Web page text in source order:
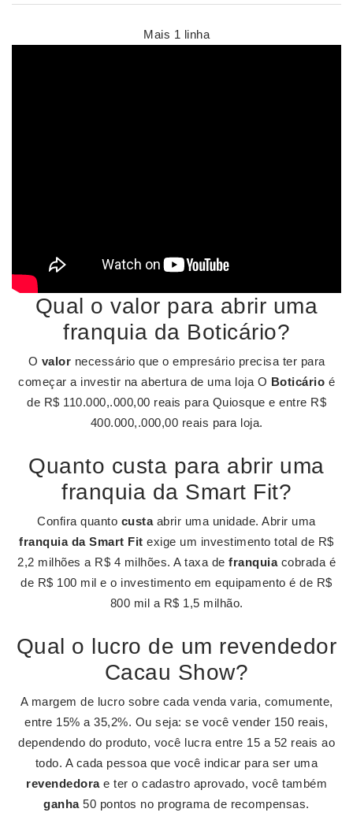
Mais 1 linha
Qual o valor para abrir uma
franquia da Boticário?
O valor necessário que o empresário precisa ter para
começar a investir na abertura de uma loja O Boticário é
de R$ 110.000,.000,00 reais para Quiosque e entre R$
400.000,.000,00 reais para loja.
Quanto custa para abrir uma
franquia da Smart Fit?
Confira quanto custaabrir uma unidade. Abrir uma
franquia da Smart Fit exige um investimento total de R$
2,2 milhões a R$ 4 milhões. A taxa de franquiacobrada é
de R$ 100 mil e o investimento em equipamento é de R$
800 mil a R$ 1,5 milhão.
Qual o lucro de um revendedor
Cacau Show?
A margem de lucro sobre cada venda varia, comumente,
entre 15% a 35,2%. Ou seja: se você vender 150 reais,
dependendo do produto, você lucra entre 15 a 52 reais ao
todo. A cada pessoa que você indicar para ser uma
revendedorae ter o cadastro aprovado, você também
ganha50 pontos no programa de recompensas.